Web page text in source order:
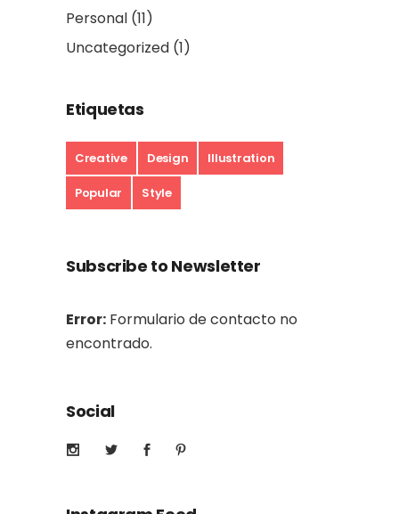
Personal (11)
Uncategorized (1)
Etiquetas
Creative Design Illustration
Popular Style
Subscribe to Newsletter
Error: Formulario de contacto no
encontrado.
Social